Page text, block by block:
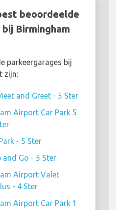
beoordeelde
Birmingham
parkeergarages bij
zijn:
and Greet - 5 Ster
Airport Car Park 5
- 5 Ster
Go - 5 Ster
Airport Valet
- 4 Ster
Airport Car Park 1